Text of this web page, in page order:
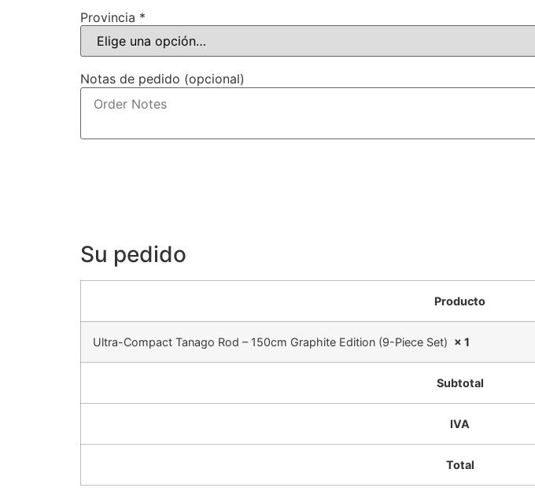
Provincia *
Notas de pedido (opcional)
Su pedido
Producto
Ultra-Compact Tanago Rod – 150cm Graphite Edition (9-Piece Set) × 1
Subtotal
IVA
Total